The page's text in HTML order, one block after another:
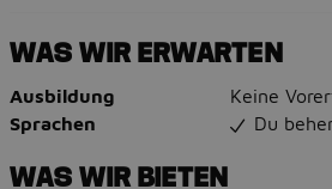
WAS WIR ERWARTEN
Ausbildung
Keine
Sprachen
Du
WAS WIR BIETEN